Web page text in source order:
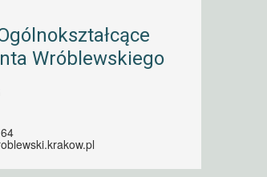
Wróblewskiego